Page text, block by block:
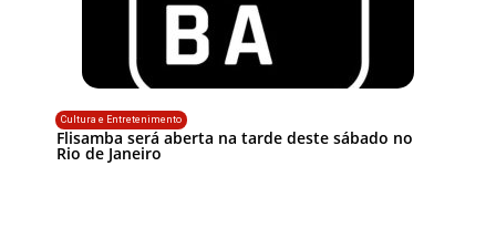
Cultura e Entretenimento
Flisamba será aberta na tarde deste sábado no
Rio de Janeiro